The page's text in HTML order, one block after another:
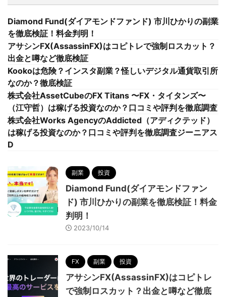
Diamond Fund(ダイアモンドファンド) 市川ひかりの副業
を徹底検証！料金判明！
アサシンFX(AssassinFX)はコピトレで強制ロスカット？
出金と噂など徹底検証
Kookoは危険？インスタ副業？怪しいデジタル通貨取引所
なのか？徹底検証
株式会社AssetCubeのFX Titans 〜FX・タイタンズ〜
（江守哲）は稼げる投資なのか？口コミや評判を徹底調査
株式会社Works AgencyのAddicted（アディクテッド）
は稼げる投資なのか？口コミや評判を徹底調査ジーニアス
D
副業 投資
Diamond Fund(ダイアモンドファン
ド) 市川ひかりの副業を徹底検証！料金
判明！
2023/10/14
FX 副業 投資
アサシンFX(AssassinFX)はコピトレ
で強制ロスカット？出金と噂など徹底